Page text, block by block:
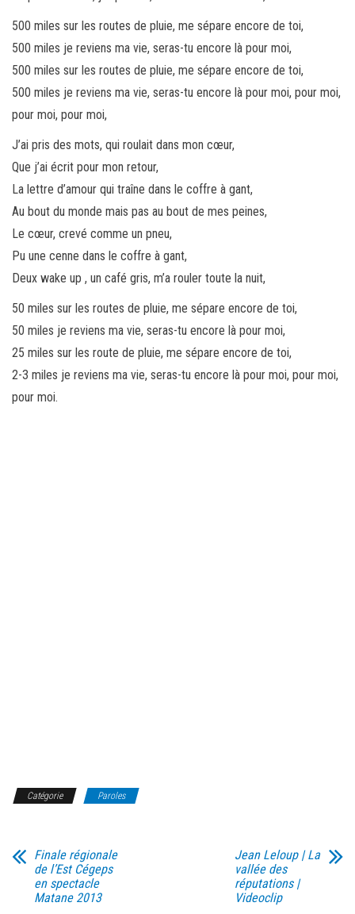
500 miles sur les routes de pluie, me sépare encore de toi,
500 miles je reviens ma vie, seras-tu encore là pour moi,
500 miles sur les routes de pluie, me sépare encore de toi,
500 miles je reviens ma vie, seras-tu encore là pour moi, pour moi,
pour moi, pour moi,
J’ai pris des mots, qui roulait dans mon cœur,
Que j’ai écrit pour mon retour,
La lettre d’amour qui traîne dans le coffre à gant,
Au bout du monde mais pas au bout de mes peines,
Le cœur, crevé comme un pneu,
Pu une cenne dans le coffre à gant,
Deux wake up , un café gris, m’a rouler toute la nuit,
50 miles sur les routes de pluie, me sépare encore de toi,
50 miles je reviens ma vie, seras-tu encore là pour moi,
25 miles sur les route de pluie, me sépare encore de toi,
2-3 miles je reviens ma vie, seras-tu encore là pour moi, pour moi,
pour moi.
Catégorie Paroles
Finale régionale
de l’Est Cégeps
en spectacle
Matane 2013
Jean Leloup | La
vallée des
réputations |
Videoclip